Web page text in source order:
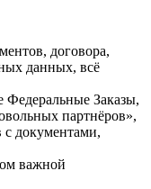
договора,
данных, всё
Федеральные Заказы,
партнёров»,
документами,
важной